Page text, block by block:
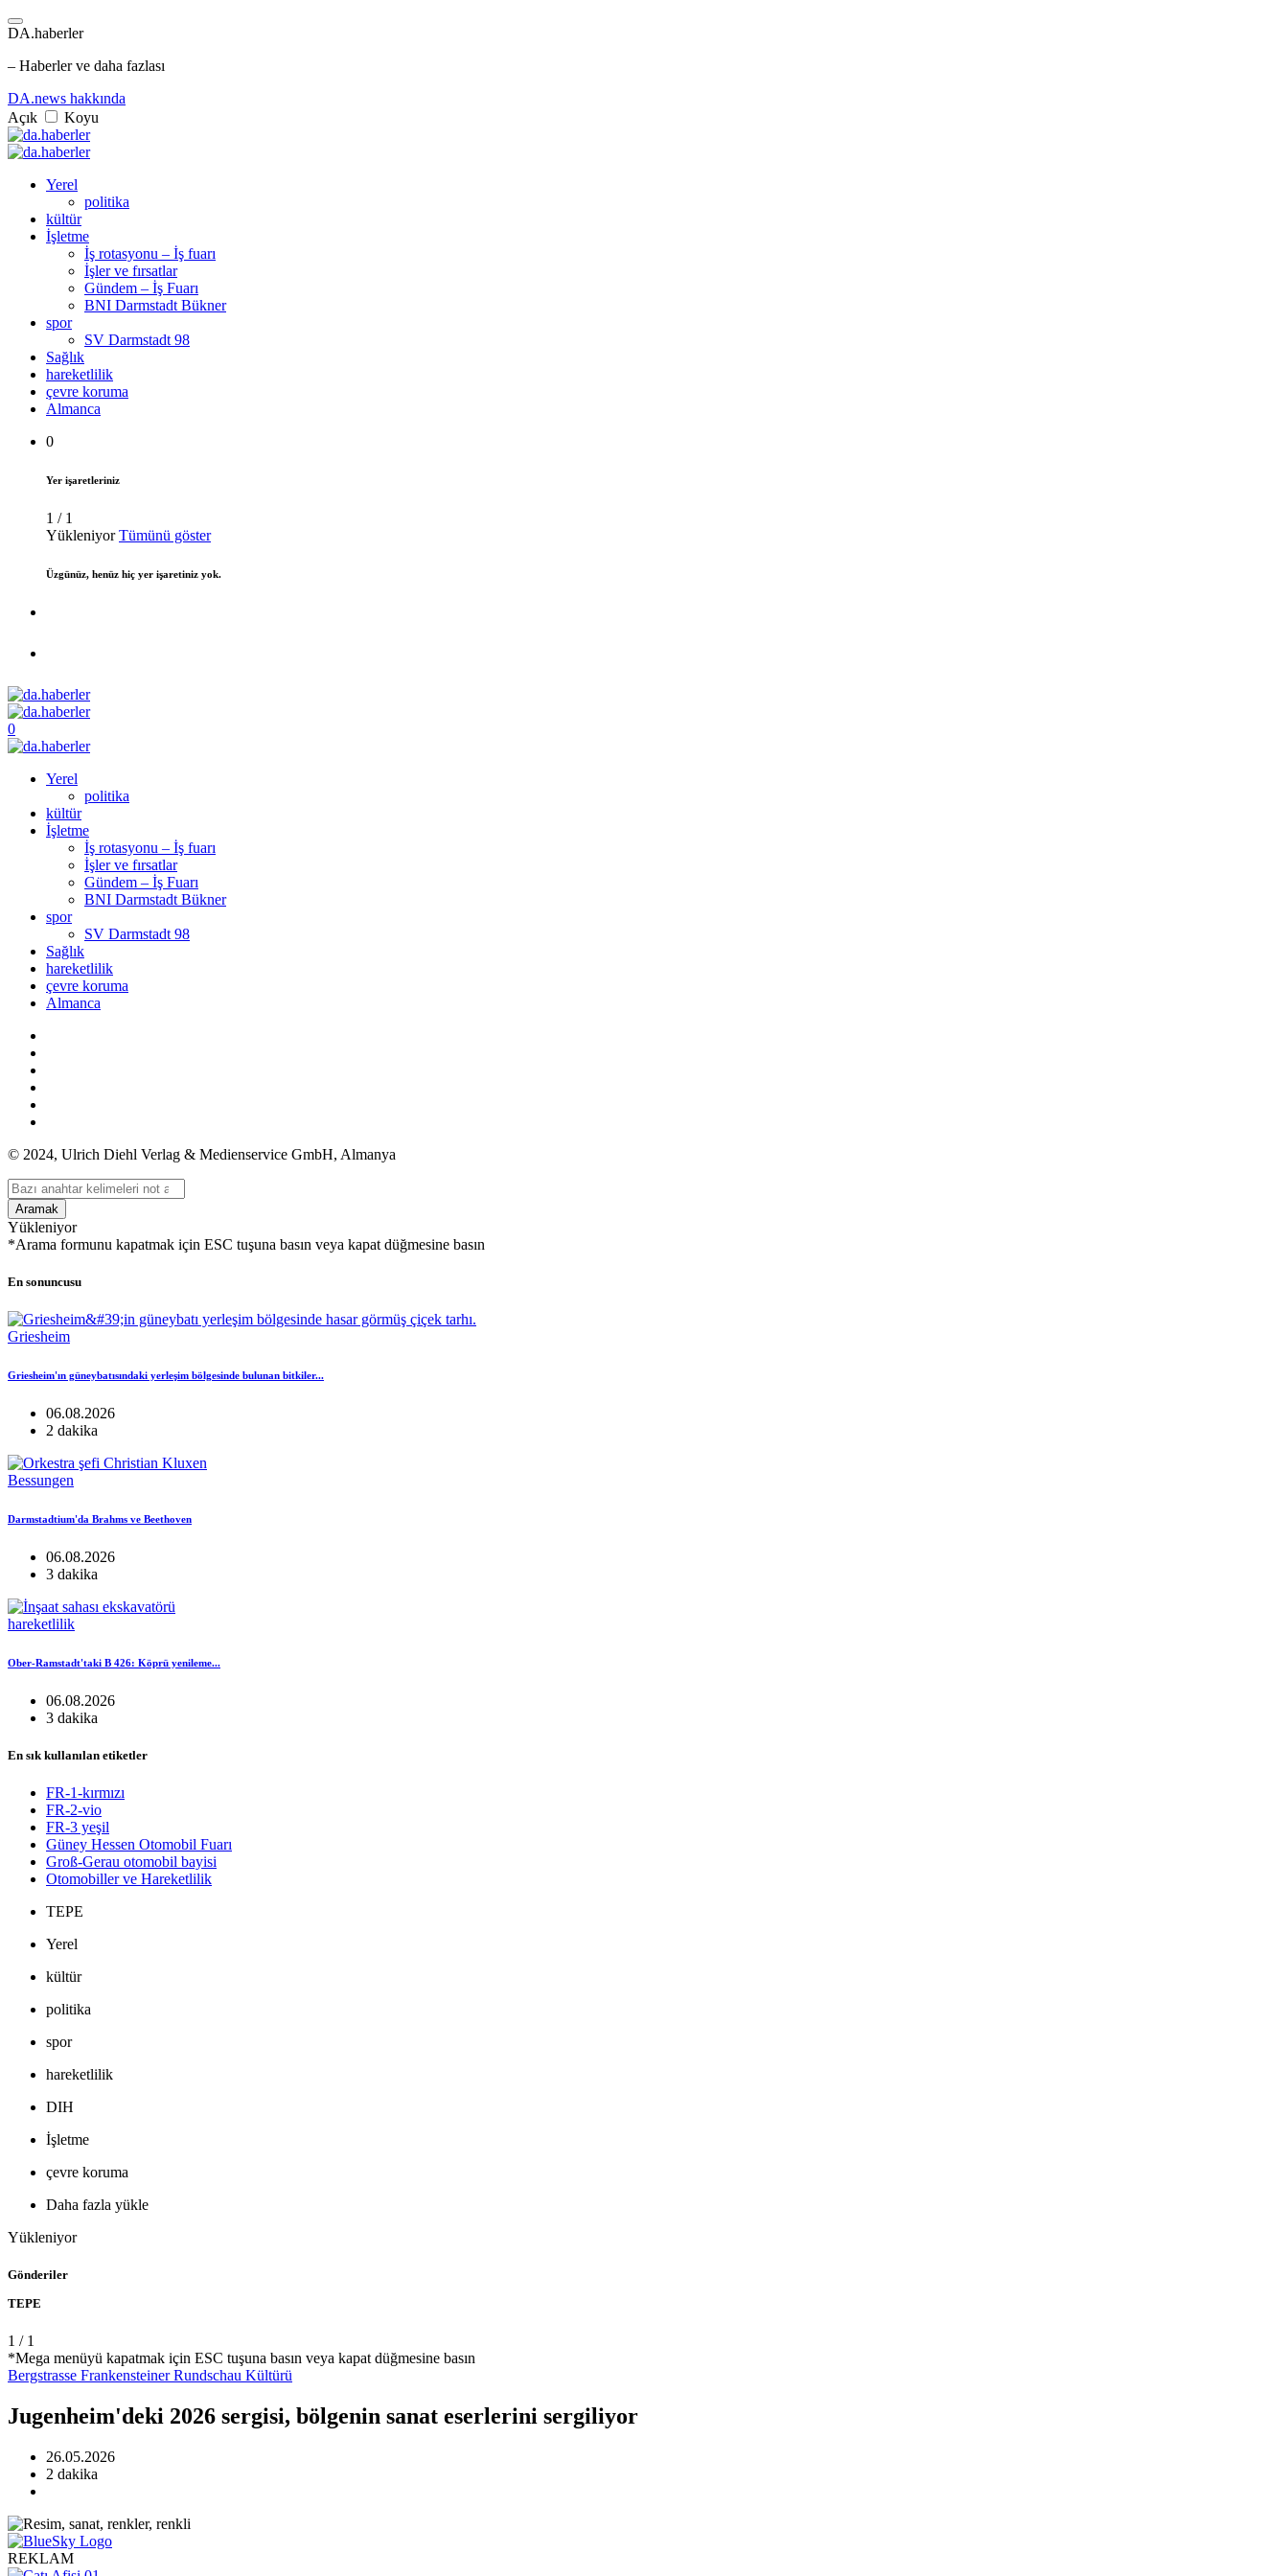
DA.haberler
– Haberler ve daha fazlası
DA.news hakkında
Açık
Koyu
Yerel
politika
kültür
İşletme
İş rotasyonu – İş fuarı
İşler ve fırsatlar
Gündem – İş Fuarı
BNI Darmstadt Bükner
spor
SV Darmstadt 98
Sağlık
hareketlilik
çevre koruma
Almanca
0
Yer işaretleriniz
1 / 1
YükleniyorTümünü göster
Üzgünüz, henüz hiç yer işaretiniz yok.
0
Yerel
politika
kültür
İşletme
İş rotasyonu – İş fuarı
İşler ve fırsatlar
Gündem – İş Fuarı
BNI Darmstadt Bükner
spor
SV Darmstadt 98
Sağlık
hareketlilik
çevre koruma
Almanca
© 2024, Ulrich Diehl Verlag & Medienservice GmbH, Almanya
Aramak
Yükleniyor
*Arama formunu kapatmak için ESC tuşuna basın veya kapat düğmesine basın
En sonuncusu
Griesheim
Griesheim'ın güneybatısındaki yerleşim bölgesinde bulunan bitkiler...
06.08.2026
2 dakika
Bessungen
Darmstadtium'da Brahms ve Beethoven
06.08.2026
3 dakika
hareketlilik
Ober-Ramstadt'taki B 426: Köprü yenileme...
06.08.2026
3 dakika
En sık kullanılan etiketler
FR-1-kırmızı
FR-2-vio
FR-3 yeşil
Güney Hessen Otomobil Fuarı
Groß-Gerau otomobil bayisi
Otomobiller ve Hareketlilik
TEPE
Yerel
kültür
politika
spor
hareketlilik
DIH
İşletme
çevre koruma
Daha fazla yükle
Yükleniyor
Gönderiler
TEPE
1 / 1
*Mega menüyü kapatmak için ESC tuşuna basın veya kapat düğmesine basın
Bergstrasse Frankensteiner Rundschau Kültürü
Jugenheim'deki 2026 sergisi, bölgenin sanat eserlerini sergiliyor
26.05.2026
2 dakika
REKLAM